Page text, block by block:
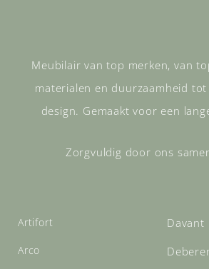
Meubilair van top merken, van
materialen en duurzaamheid
design. Gemaakt voor een
Zorgvuldig door ons
Artifort
Arco
Davant